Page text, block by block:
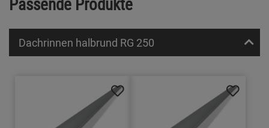
Dachrinnen halbrund RG 250